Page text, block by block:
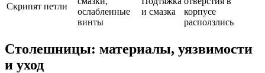
Скрипят петли
ослабленные
винты
и смазка
корпусе
расползлись
Столешницы: материалы, уязвимости
и уход